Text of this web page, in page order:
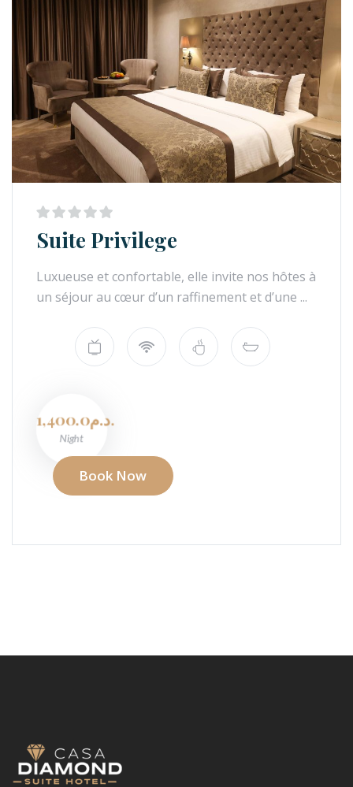
Suite Privilege
Luxueuse et confortable, elle invite nos hôtes à
un séjour au cœur d’un raffinement et d’une ...
1,400.0د.م.
Night
Book Now